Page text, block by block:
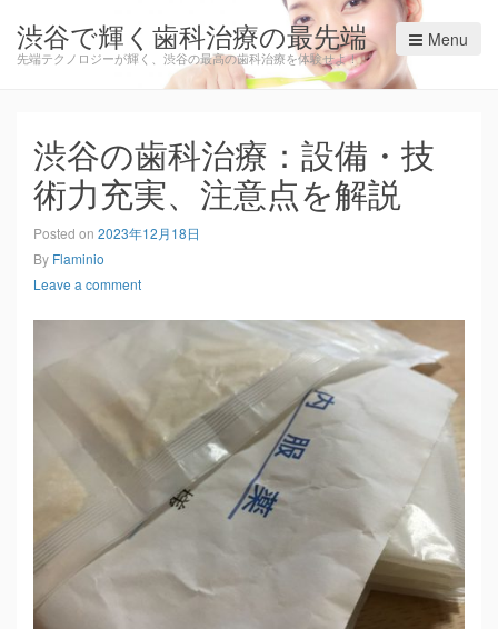
渋谷で輝く歯科治療の最先端
先端テクノロジーが輝く、渋谷の最高の歯科治療を体験せよ！
Menu
渋谷の歯科治療：設備・技
術力充実、注意点を解説
Posted on 2023年12月18日
By Flaminio
Leave a comment